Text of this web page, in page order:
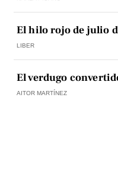
El hilo rojo de julio
LIBER
El verdugo
AITOR MARTÍNEZ